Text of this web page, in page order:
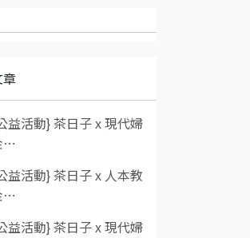
章
益活動} 茶日子 x 現代婦
⋯
益活動} 茶日子 x 人本教
⋯
益活動} 茶日子 x 現代婦